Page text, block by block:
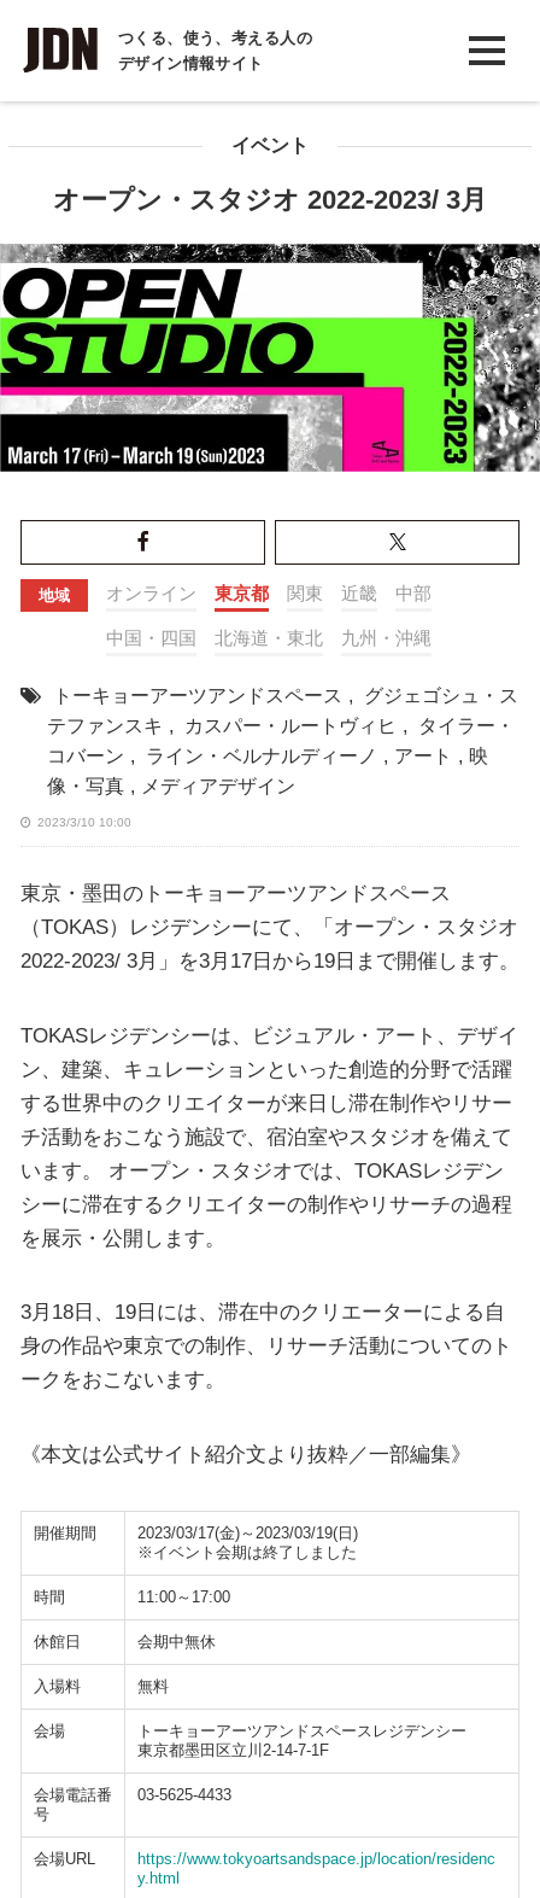
つくる、使う、考える人の
デザイン情報サイト
INTERVIEW
インタビュー
コラム
イベント
オープン・スタジオ 2022-2023/ 3月
地域 オンライン 東京都 関東 近畿 中部
中国・四国 北海道・東北 九州・沖縄
トーキョーアーツアンドスペース ,
グジェゴシュ・ス
テファンスキ , カスパー・ルートヴィヒ ,
タイラー・
コバーン , ライン・ベルナルディーノ , アート , 映
像・写真 , メディアデザイン
2023/3/10 10:00
東京・墨田のトーキョーアーツアンドスペース
（TOKAS）レジデンシーにて、「オープン・スタジオ
2022-2023/ 3月」を3月17日から19日まで開催します。
TOKASレジデンシーは、ビジュアル・アート、デザイ
ン、建築、キュレーションといった創造的分野で活躍
する世界中のクリエイターが来日し滞在制作やリサー
チ活動をおこなう施設で、宿泊室やスタジオを備えて
います。 オープン・スタジオでは、TOKASレジデン
シーに滞在するクリエイターの制作やリサーチの過程
を展示・公開します。
3月18日、19日には、滞在中のクリエーターによる自
身の作品や東京での制作、リサーチ活動についてのト
ークをおこないます。
《本文は公式サイト紹介文より抜粋／一部編集》
開催期間
2023/03/17(金)～2023/03/19(日)
※イベント会期は終了しました
時間 11:00～17:00
休館日 会期中無休
入場料 無料
会場
トーキョーアーツアンドスペースレジデンシー
東京都墨田区立川2-14-7-1F
会場電話番
号
03-5625-4433
会場URL
https://www.tokyoartsandspace.jp/location/residenc
y.html